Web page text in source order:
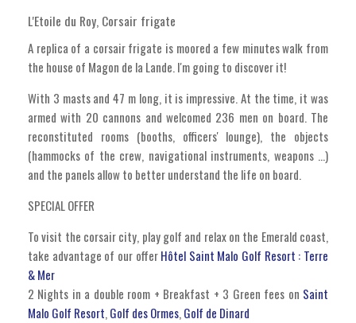
L'Etoile du Roy, Corsair frigate
A replica of a corsair frigate is moored a few minutes walk from
the house of Magon de la Lande. I'm going to discover it!
With 3 masts and 47 m long, it is impressive. At the time, it was
armed with 20 cannons and welcomed 236 men on board. The
reconstituted rooms (booths, officers' lounge), the objects
(hammocks of the crew, navigational instruments, weapons ...)
and the panels allow to better understand the life on board.
SPECIAL OFFER
To visit the corsair city, play golf and relax on the Emerald coast,
take advantage of our offerHôtel Saint Malo Golf Resort : Terre
& Mer
2 Nights in a double room + Breakfast + 3 Green fees on Saint
Malo Golf Resort, Golf des Ormes, Golf de Dinard